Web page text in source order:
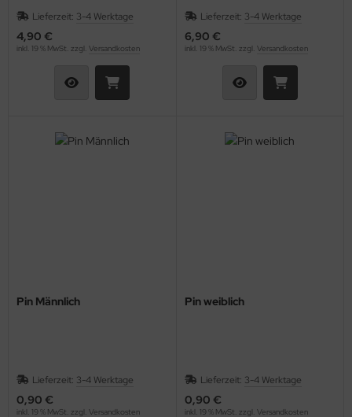
Lieferzeit: 3-4 Werktage
4,90 €
inkl. 19 % MwSt. zzgl. Versandkosten
Lieferzeit: 3-4 Werktage
6,90 €
inkl. 19 % MwSt. zzgl. Versandkosten
Pin Männlich
Lieferzeit: 3-4 Werktage
0,90 €
inkl. 19 % MwSt. zzgl. Versandkosten
Pin weiblich
Lieferzeit: 3-4 Werktage
0,90 €
inkl. 19 % MwSt. zzgl. Versandkosten